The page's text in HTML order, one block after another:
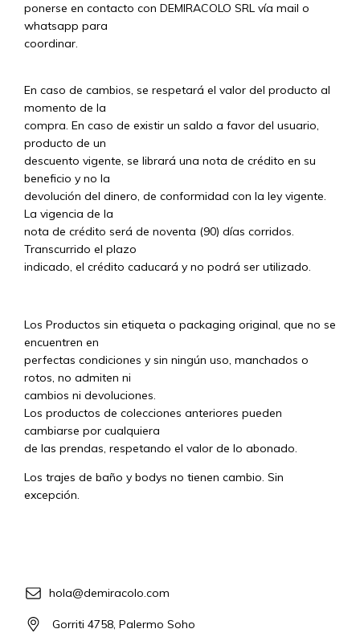
ponerse en contacto con DEMIRACOLO SRL vía mail o
whatsapp para
coordinar.
En caso de cambios, se respetará el valor del producto al
momento de la
compra. En caso de existir un saldo a favor del usuario,
producto de un
descuento vigente, se librará una nota de crédito en su
beneficio y no la
devolución del dinero, de conformidad con la ley vigente.
La vigencia de la
nota de crédito será de noventa (90) días corridos.
Transcurrido el plazo
indicado, el crédito caducará y no podrá ser utilizado.
Los Productos sin etiqueta o packaging original, que no se
encuentren en
perfectas condiciones y sin ningún uso, manchados o
rotos, no admiten ni
cambios ni devoluciones.
Los productos de colecciones anteriores pueden
cambiarse por cualquiera
de las prendas, respetando el valor de lo abonado.
Los trajes de baño y bodys no tienen cambio. Sin
excepción.
hola@demiracolo.com
Gorriti 4758, Palermo Soho